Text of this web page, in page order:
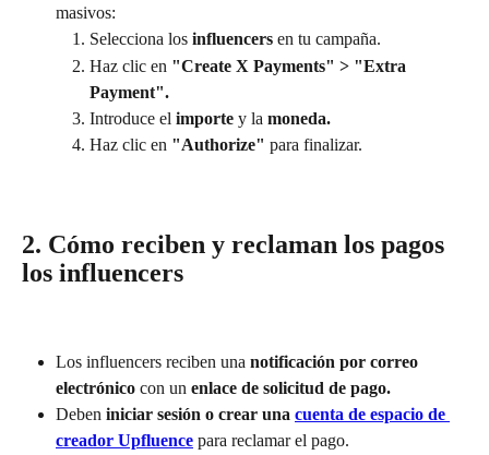
masivos:
Selecciona los influencers en tu campaña.
Haz clic en "Create X Payments" > "Extra
Payment".
Introduce el importe y la moneda.
Haz clic en "Authorize" para finalizar.
2. Cómo reciben y reclaman los pagos
los influencers
Los influencers reciben una notificación por correo
electrónico con un enlace de solicitud de pago.
Deben iniciar sesión o crear una cuenta de espacio de
creador Upfluence para reclamar el pago.